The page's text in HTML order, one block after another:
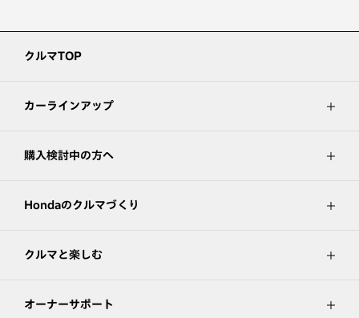
クルマTOP
カーラインアップ
購入検討中の方へ
Hondaのクルマづくり
クルマと楽しむ
オーナーサポート